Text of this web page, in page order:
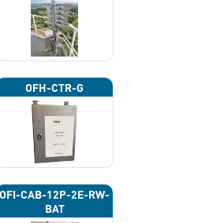
OFH-CTR-G
OFI-CAB-12P-2E-RW-
BAT